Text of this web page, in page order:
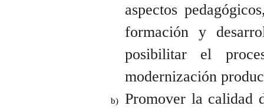
aspectos
formación y
posibilitar el
modernización
Promover la calidad